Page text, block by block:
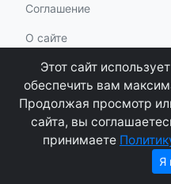
Соглашение
О сайте
Этот сайт
обеспечить вам
Продолжая просмотр
сайта, вы
принимаете
Я